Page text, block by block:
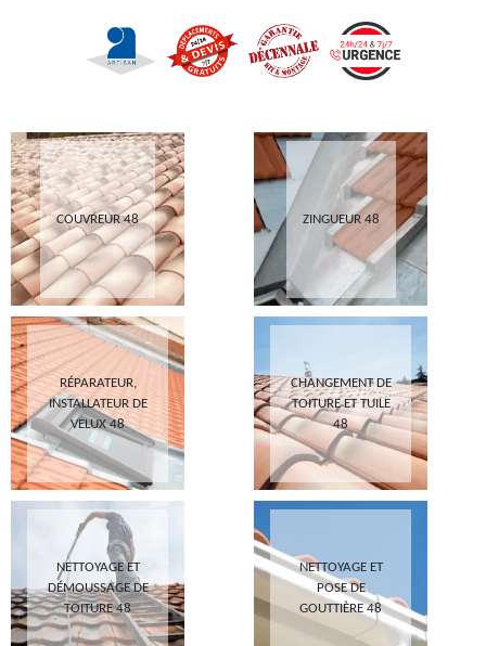
COUVREUR 48 ZINGUEUR 48
RÉPARATEUR,
INSTALLATEUR DE
VELUX 48
CHANGEMENT DE
TOITURE ET TUILE
48
NETTOYAGE ET
DÉMOUSSAGE DE
TOITURE 48
NETTOYAGE ET
POSE DE
GOUTTIÈRE 48